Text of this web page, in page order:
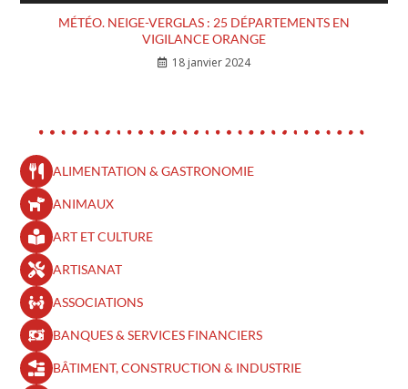
MÉTÉO. NEIGE-VERGLAS : 25 DÉPARTEMENTS EN
VIGILANCE ORANGE
18 janvier 2024
ALIMENTATION & GASTRONOMIE
ANIMAUX
ART ET CULTURE
ARTISANAT
ASSOCIATIONS
BANQUES & SERVICES FINANCIERS
BÂTIMENT, CONSTRUCTION & INDUSTRIE